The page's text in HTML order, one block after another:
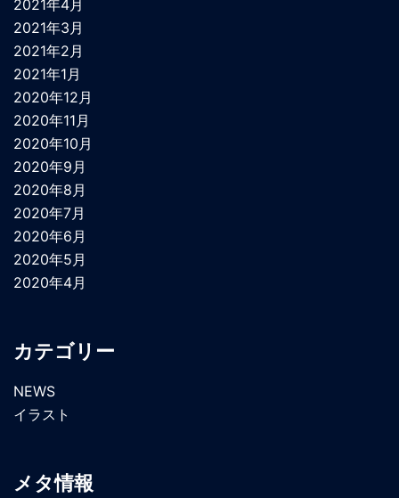
2021年4月
2021年3月
2021年2月
2021年1月
2020年12月
2020年11月
2020年10月
2020年9月
2020年8月
2020年7月
2020年6月
2020年5月
2020年4月
カテゴリー
NEWS
イラスト
メタ情報